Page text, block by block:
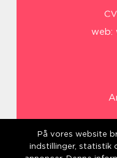
web:
På vores website
indstillinger, statistik